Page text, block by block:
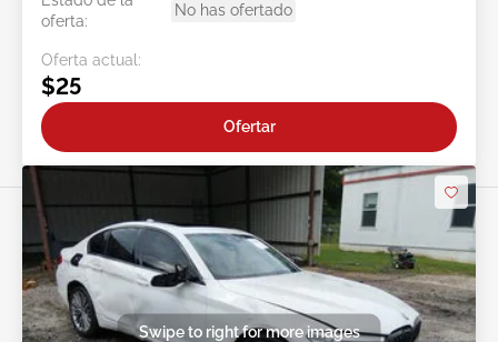
oferta:
No has ofertado
Oferta actual:
$25
Ofertar
Swipe to right for more images